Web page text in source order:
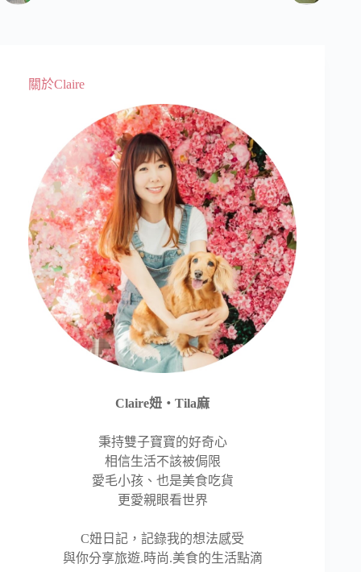
關於Claire
Claire妞‧Tila麻
秉持雙子寶寶的好奇心
相信生活不該被侷限
愛毛小孩、也是美食吃貨
更愛親眼看世界
C妞日記，記錄我的想法感受
與你分享旅遊.時尚.美食的生活點滴